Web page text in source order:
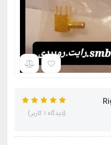
(دیدگاه 1 کاربر)